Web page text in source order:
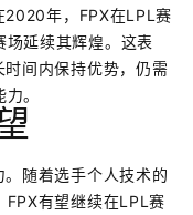
2020年，FPX在LPL赛
延续其辉煌。这表
间内保持优势，仍需
。
随着选手个人技术的
FPX有望继续在LPL赛